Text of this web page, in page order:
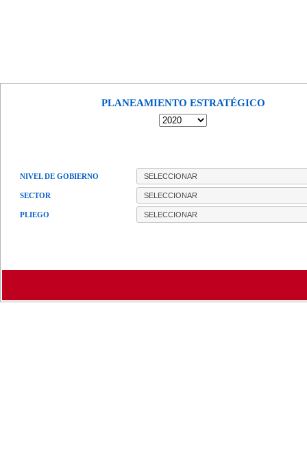
PLANEAMIENTO ESTRATÉGICO
NIVEL DE GOBIERNO
SECTOR
PLIEGO